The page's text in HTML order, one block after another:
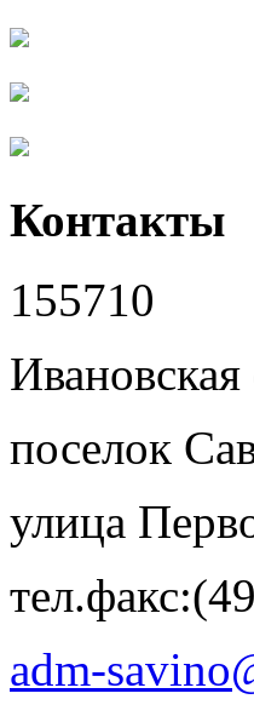
Контакты
155710
Ивановская
поселок
улица
adm-